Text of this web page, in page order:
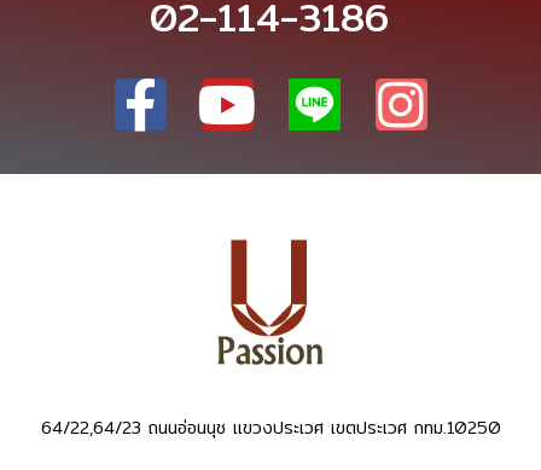
02-114-3186
64/22,64/23 ถนนอ่อนนุช แขวงประเวศ เขตประเวศ กทม.10250